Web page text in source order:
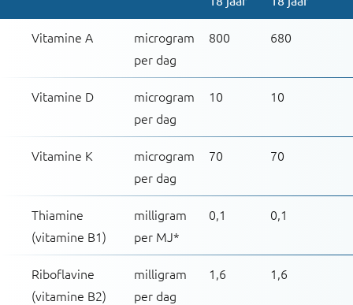
Vitamine A
microgram
per dag
800 680
Vitamine D
microgram
per dag
10 10
Vitamine K
microgram
per dag
70 70
Thiamine
(vitamine B1)
milligram
per MJ*
0,1 0,1
Riboflavine
(vitamine B2)
milligram
per dag
1,6 1,6